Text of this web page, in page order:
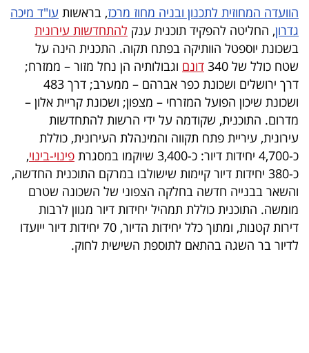
ספורט
קריירה
ולימודים
מינויים
רייטינג
רכב
בריאות
תרבות
ופנאי
הוועדה המחוזית לתכנון ובניה מחוז מרכז, בראשות עו"ד מיכה
גדרון, החליטה להפקיד תוכנית ענק להתחדשות עירונית
בשכונת יוספטל הוותיקה בפתח תקוה. התכנית הינה על
שטח כולל של 340
דונם וגבולותיה הן נחל מזור – ממזרח;
דרך ירושלים ושכונת כפר אברהם – ממערב; דרך 483
ושכונת שיכון הפועל המזרחי – מצפון; ושכונת קריית אלון –
מדרום. התוכנית, שקודמה על ידי הרשות להתחדשות
עירונית, עיריית פתח תקווה והמינהלת העירונית, כוללת
כ-4,700 יחידות דיור: כ-3,400 שיוקמו במסגרת
פינוי-בינוי,
כ-380 יחידות דיור קיימות שישולבו במרקם התוכנית החדשה,
והשאר בבנייה חדשה בחלקה הצפוני של השכונה שטרם
מומשה. התוכנית כוללת תמהיל יחידות דיור מגוון לרבות
דירות קטנות, ומתוך כלל יחידות הדיור, 70 יחידות דיור ייועדו
לדיור בר השגה בהתאם לתוספת השישית לחוק.